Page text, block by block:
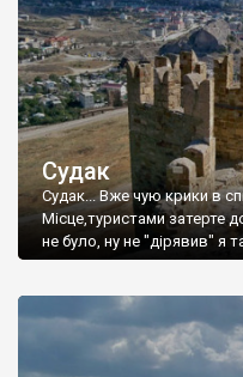
Судак
Судак... Вже чую крики в
Місце,туристами затерте
не було, ну не "дірявив" я